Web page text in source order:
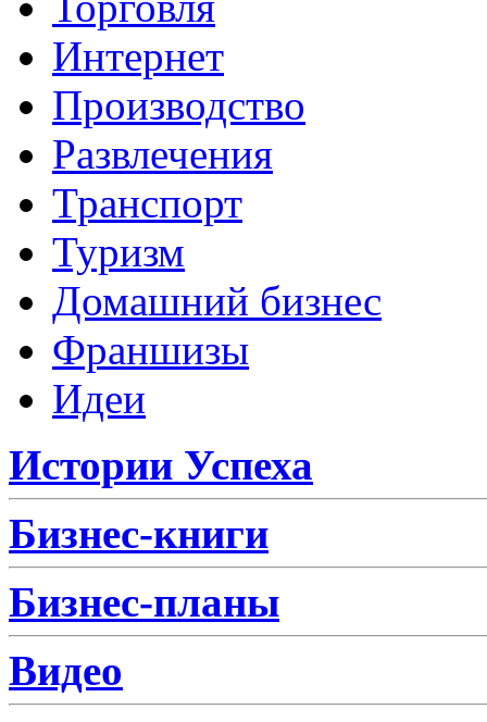
Интернет
Производство
Развлечения
Транспорт
Туризм
Домашний бизнес
Франшизы
Идеи
Истории Успеха
Бизнес-книги
Бизнес-планы
Видео